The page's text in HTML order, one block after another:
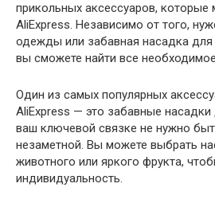
прикольных аксессуаров,
AliExpress. Независимо от того,
одежды или забавная насадка для
вы сможете найти все
Один из самых популярных
AliExpress — это забавные
ваш ключевой связке не нужно
незаметной. Вы можете выбрать
животного или яркого фрукта,
индивидуальность.